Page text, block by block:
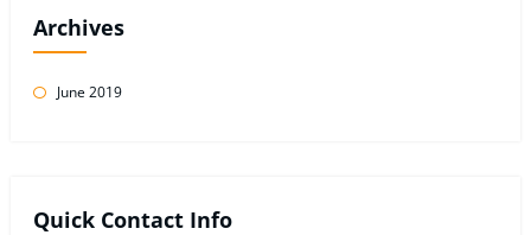
Archives
June 2019
Quick Contact Info